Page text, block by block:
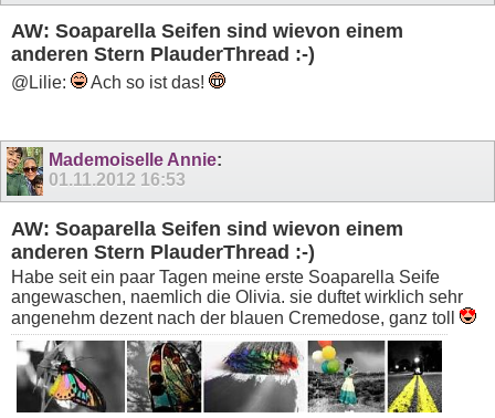
AW: Soaparella Seifen sind wievon einem
anderen Stern PlauderThread :-)
@Lilie: Ach so ist das!
Mademoiselle Annie:
01.11.2012 16:53
AW: Soaparella Seifen sind wievon einem
anderen Stern PlauderThread :-)
Habe seit ein paar Tagen meine erste Soaparella Seife
angewaschen, naemlich die Olivia. sie duftet wirklich sehr
angenehm dezent nach der blauen Cremedose, ganz toll